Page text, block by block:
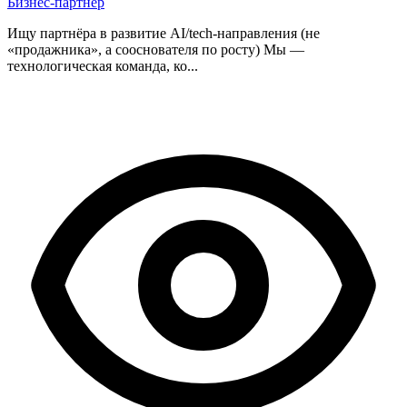
Ищу партнёра в развитие AI/tech-направления (не
«продажника», а сооснователя по росту) Мы —
технологическая команда, ко...